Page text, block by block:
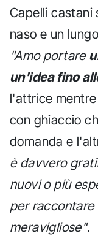
Capelli castani
naso e un
"Amo portare
un'idea fino
l'attrice
con ghiaccio
domanda e
è davvero
nuovi o più
per raccontare
meravigliose".